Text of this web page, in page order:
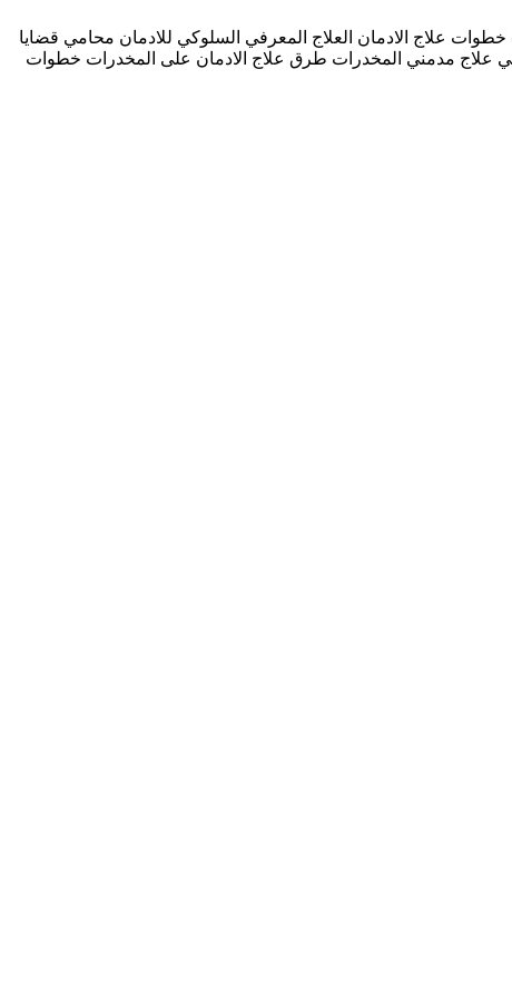
علاج الادمان العلاج المعرفي السلوكي للادمان محامي قضايا
قضايا المخدرات ابوظبي دبي علاج مدمني المخدرات طرق علاج الادمان على المخدرات خطوات